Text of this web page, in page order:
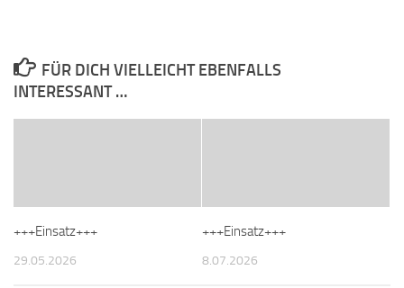
FÜR DICH VIELLEICHT EBENFALLS
INTERESSANT …
+++Einsatz+++
29.05.2026
+++Einsatz+++
8.07.2026